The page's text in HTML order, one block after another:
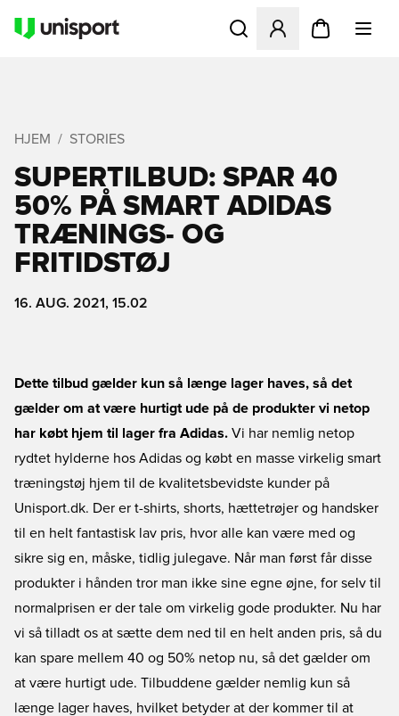
Åbner en Modal til at
HJEM STORIES
SUPERTILBUD: SPAR 40 
50% PÅ SMART ADIDAS
TRÆNINGS- OG
FRITIDSTØJ
16. AUG. 2021, 15.02
Dette tilbud gælder kun så længe lager haves, så det
gælder om at være hurtigt ude på de produkter vi netop
har købt hjem til lager fra Adidas. Vi har nemlig netop
rydtet hylderne hos Adidas og købt en masse virkelig smart
træningstøj hjem til de kvalitetsbevidste kunder på
Unisport.dk. Der er t-shirts, shorts, hættetrøjer og handsker
til en helt fantastisk lav pris, hvor alle kan være med og
sikre sig en, måske, tidlig julegave. Når man først får disse
produkter i hånden tror man ikke sine egne øjne, for selv til
normalprisen er der tale om virkelig gode produkter. Nu har
vi så tilladt os at sætte dem ned til en helt anden pris, så du
kan spare mellem 40 og 50% netop nu, så det gælder om
at være hurtigt ude. Tilbuddene gælder nemlig kun så
længe lager haves, hvilket betyder at der kommer til at